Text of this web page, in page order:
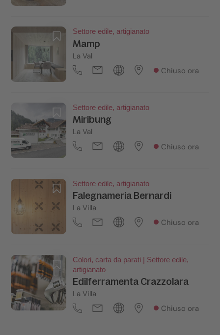
Settore edile, artigianato
Mamp
La Val
Chiuso ora
Settore edile, artigianato
Miribung
La Val
Chiuso ora
Settore edile, artigianato
Falegnameria Bernardi
La Villa
Chiuso ora
Colori, carta da parati | Settore edile,
artigianato
Edilferramenta Crazzolara
La Villa
Chiuso ora